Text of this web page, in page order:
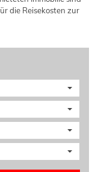
die Reisekosten zur